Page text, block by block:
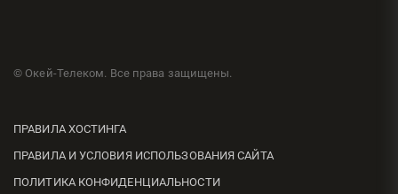
© Окей-Телеком. Все права защищены.
ПРАВИЛА ХОСТИНГА
ПРАВИЛА И УСЛОВИЯ ИСПОЛЬЗОВАНИЯ САЙТА
ПОЛИТИКА КОНФИДЕНЦИАЛЬНОСТИ